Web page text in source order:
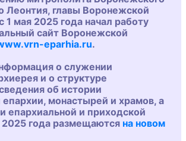
Леонтия, главы Воронежской
1 мая 2025 года начал работу
сайт Воронежской
eparhia.ru.
о служении
и о структуре
об истории
монастырей и храмов, а
епархиальной и приходской
2025 года размещаются на новом